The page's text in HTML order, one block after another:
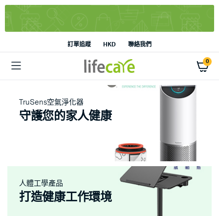
訂單追蹤 HKD 聯絡我們
0
TruSens空氣淨化器
守護您的家人健康
人體工學產品
打造健康工作環境